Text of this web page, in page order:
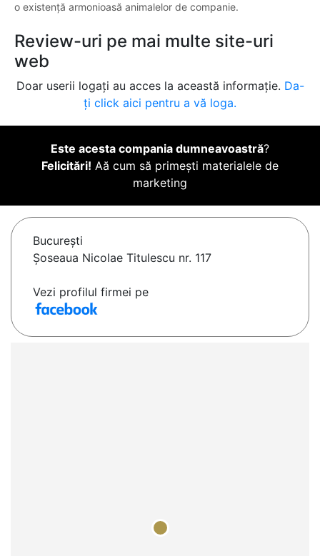
o existență armonioasă animalelor de companie.
Review-uri pe mai multe site-uri
web
Doar userii logați au acces la această informație. Da-
ți click aici pentru a vă loga.
Este acesta compania dumneavoastră?
Felicitări! Aă cum să primești materialele de
marketing
Bucureşti
Șoseaua Nicolae Titulescu nr. 117
Vezi profilul firmei pe